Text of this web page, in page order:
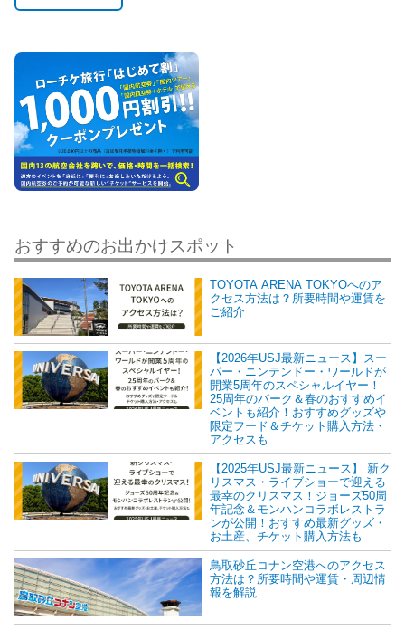
おすすめのお出かけスポット
TOYOTA ARENA TOKYOへのア
クセス方法は？所要時間や運賃を
ご紹介
【2026年USJ最新ニュース】スー
パー・ニンテンドー・ワールドが
開業5周年のスペシャルイヤー！
25周年のパーク＆春のおすすめイ
ベントも紹介！おすすめグッズや
限定フード＆チケット購入方法・
アクセスも
【2025年USJ最新ニュース】 新ク
リスマス・ライブショーで迎える
最幸のクリスマス！ジョーズ50周
年記念＆モンハンコラボレストラ
ンが公開！おすすめ最新グッズ・
お土産、チケット購入方法も
鳥取砂丘コナン空港へのアクセス
方法は？所要時間や運賃・周辺情
報を解説